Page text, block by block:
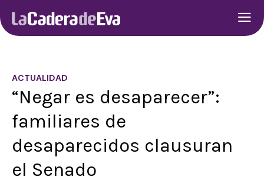
ACTUALIDAD
“Negar es desaparecer”:
familiares de
desaparecidos clausuran
el Senado